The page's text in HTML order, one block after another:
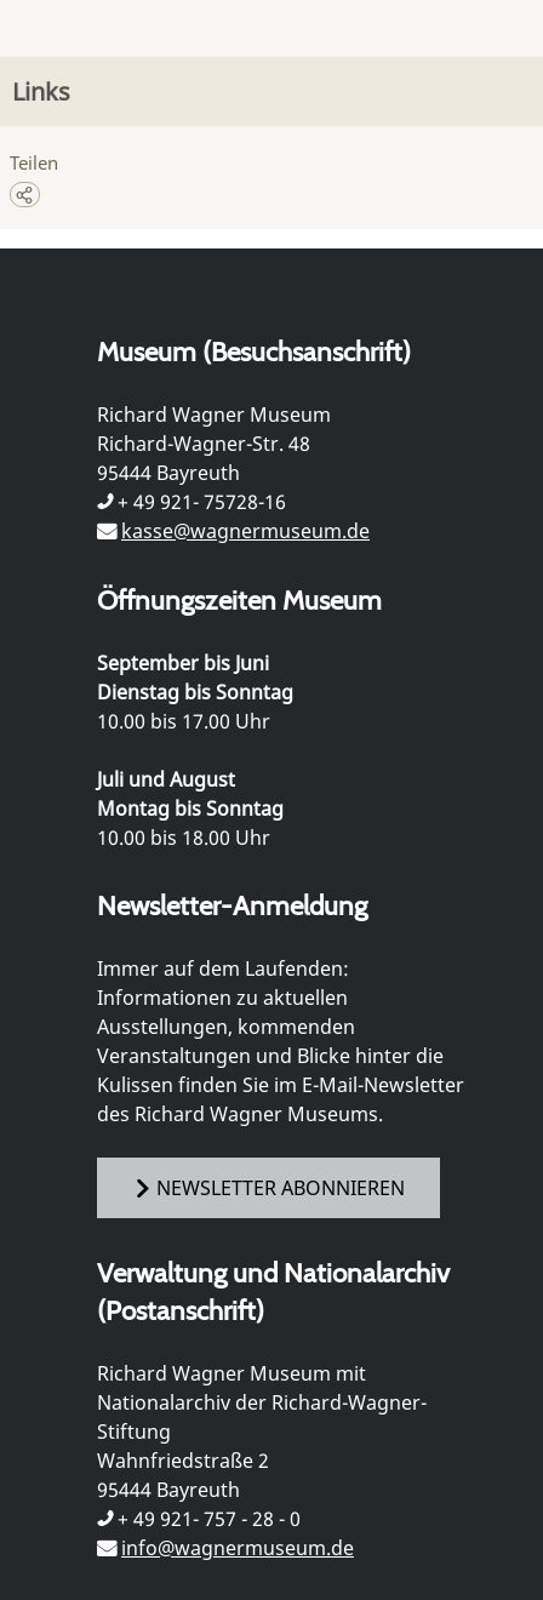
Links
Teilen
Museum (Besuchsanschrift)
Richard Wagner Museum
Richard-Wagner-Str. 48
95444 Bayreuth
+ 49 921- 75728-16
kasse@wagnermuseum.de
Öffnungszeiten Museum
September bis Juni
Dienstag bis Sonntag
10.00 bis 17.00 Uhr
Juli und August
Montag bis Sonntag
10.00 bis 18.00 Uhr
Newsletter-Anmeldung
Immer auf dem Laufenden:
Informationen zu aktuellen
Ausstellungen, kommenden
Veranstaltungen und Blicke hinter die
Kulissen finden Sie im E-Mail-Newsletter
des Richard Wagner Museums.
NEWSLETTER ABONNIEREN
Verwaltung und Nationalarchiv
(Postanschrift)
Richard Wagner Museum mit
Nationalarchiv der Richard-Wagner-
Stiftung
Wahnfriedstraße 2
95444 Bayreuth
+ 49 921- 757 - 28 - 0
info@wagnermuseum.de